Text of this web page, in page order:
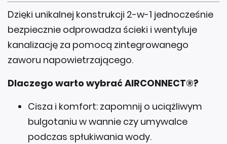
Dzięki unikalnej konstrukcji 2-w-1 jednocześnie
bezpiecznie odprowadza ścieki i wentyluje
kanalizację za pomocą zintegrowanego
zaworu napowietrzającego.
Dlaczego warto wybrać AIRCONNECT®?
Cisza i komfort: zapomnij o uciążliwym
bulgotaniu w wannie czy umywalce
podczas spłukiwania wody.